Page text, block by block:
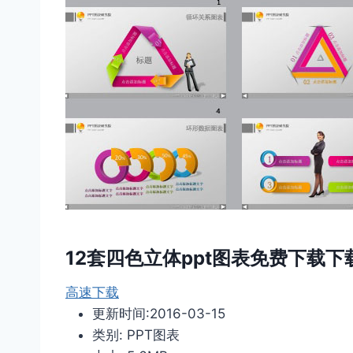
12套四色立体ppt图表免费下载下
高速下载
更新时间:2016-03-15
类别: PPT图表